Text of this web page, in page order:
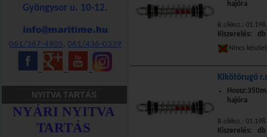
Gyöngysor u. 10-12.
061/367-4905,061/436-0339
NYITVA TARTÁS
hajóra
B.cikksz.:
Kiszerelés: db
Nincs
Kikötőrugó
hajóra
B.cikksz.:
Kiszerelés: db